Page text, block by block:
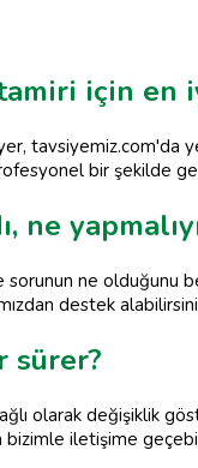
için en
tavsiyemiz.com'da
bir şekilde
ne
sorunun ne
destek
sürer?
olarak değişiklik
bizimle iletişime